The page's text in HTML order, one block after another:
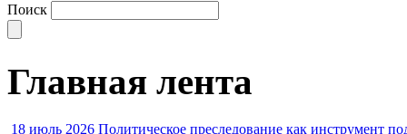
Поиск
Главная лента
18 июль 2026 Политическое преследование как инструмент